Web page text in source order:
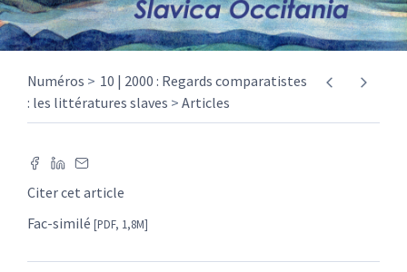
Numéros
10 | 2000 : Regards comparatistes
: les littératures slaves
Articles
Citer cet article
Fac-similé [PDF, 1,8M]